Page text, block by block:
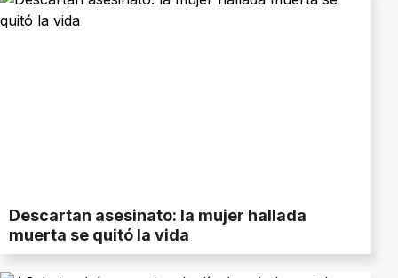
Descartan asesinato: la mujer hallada
muerta se quitó la vida